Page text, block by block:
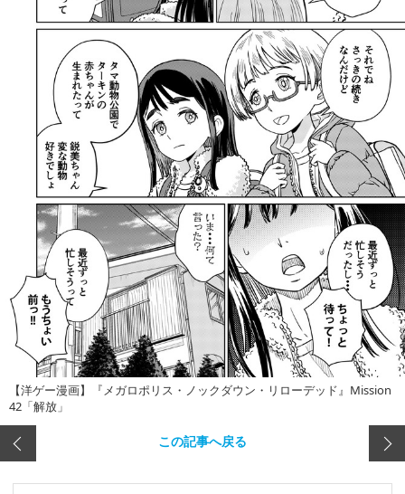
【洋ゲー漫画】『メガロポリス・ノックダウン・リローデッド』Mission
42「解放」
この記事へ戻る